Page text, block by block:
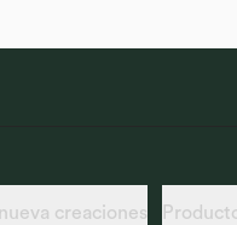
creaciones